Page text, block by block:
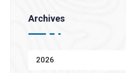
Archives
2026